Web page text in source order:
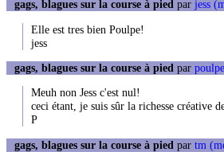
gags, blagues sur la course à pied par jess
Elle est tres bien Poulpe!
jess
gags, blagues sur la course à pied par
Meuh non Jess c'est nul!
ceci étant, je suis sûr la richesse créative
P
gags, blagues sur la course à pied par tm